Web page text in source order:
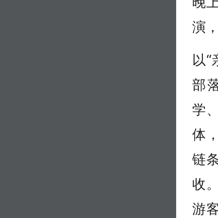
演
以“
部
学
体
链
收
游